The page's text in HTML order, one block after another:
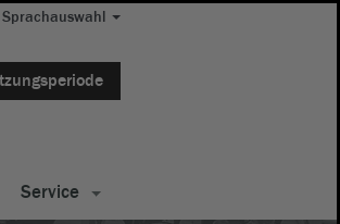
Sprachauswahl
Service